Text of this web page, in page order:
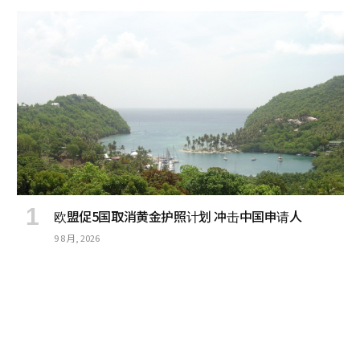
欧盟促5国取消黄金护照计划 冲击中国申请人
9 8 月, 2026